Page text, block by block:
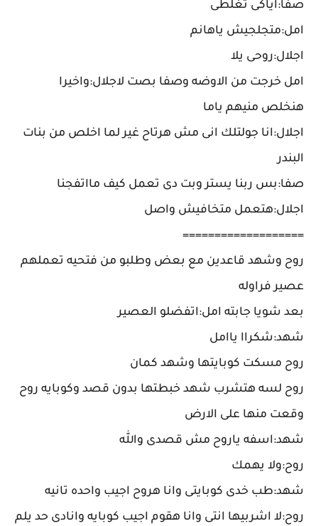
صفا:اياكى تغلطى
امل:متجلجيش ياهانم
اجلال:روحى يلا
امل خرجت من الاوضه وصفا بصت لاجلال:واخيرا
هنخلص منيهم ياما
اجلال:انا جولتلك انى مش هرتاح غير لما اخلص من بنات
البندر
صفا:بس ربنا يستر وبت دى تعمل كيف مااتفجنا
اجلال:هتعمل متخافيش واصل
===================
روح وشهد قاعدين مع بعض وطلبو من فتحيه تعملهم
عصير فراوله
بعد شويا جابته امل:اتفضلو العصير
شهد:شكراا ياامل
روح مسكت كوبايتها وشهد كمان
روح لسه هتشرب شهد خبطتها بدون قصد وكوبايه روح
وقعت منها على الارض
شهد:اسفه ياروح مش قصدى والله
روح:ولا يهمك
شهد:طب خدى كوبايتى وانا هروح اجيب واحده تانيه
روح:لا اشربيها انتى وانا هقوم اجيب كوبايه وانادى حد يلم